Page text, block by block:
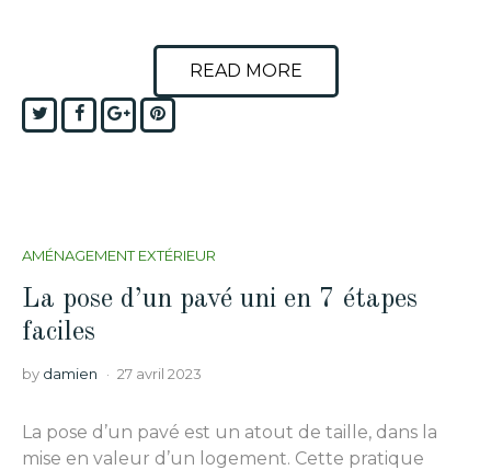
READ MORE
TwitterFacebook
Google+Pinterest
AMÉNAGEMENT EXTÉRIEUR
La pose d’un pavé uni en 7 étapes
faciles
by damien 27 avril 2023
La pose d’un pavé est un atout de taille, dans la
mise en valeur d’un logement. Cette pratique